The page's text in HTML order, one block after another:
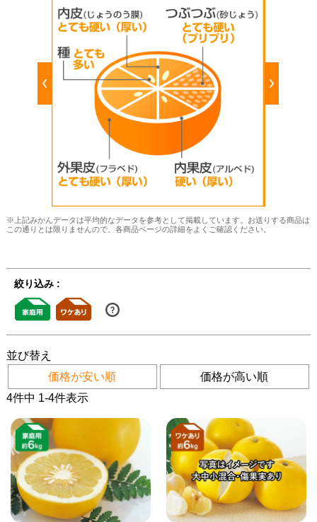
※上記みかんデータは平均的なデータを参考として掲載しています。お送りする商品は
この通りとは限りませんので、各商品ページの詳細をよくご確認ください。
絞り込み :
並び替え
価格が安い順
価格が高い順
4件中 1-4件表示